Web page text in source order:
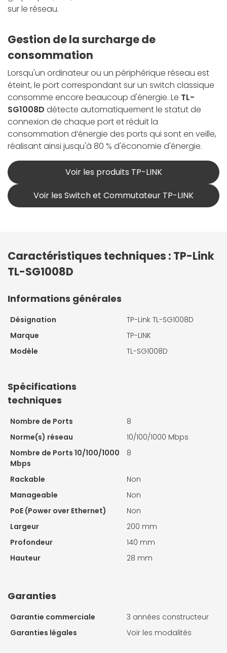
sur le réseau.
Gestion de la surcharge de
consommation
Lorsqu'un ordinateur ou un périphérique réseau est
éteint, le port correspondant sur un switch classique
consomme encore beaucoup d'énergie. Le TL-
SG1008D détecte automatiquement le statut de
connexion de chaque port et réduit la
consommation d’énergie des ports qui sont en veille,
réalisant ainsi jusqu'à 80 % d'économie d'énergie.
Voir les produits TP-LINK
Voir les Switch et Commutateur TP-LINK
Caractéristiques techniques : TP-Link
TL-SG1008D
Informations générales
Désignation
TP-Link TL-SG1008D
Marque
TP-LINK
Modèle
TL-SG1008D
Spécifications
techniques
Nombre de Ports
8
Norme(s) réseau
10/100/1000 Mbps
Nombre de Ports 10/100/1000
Mbps
8
Rackable
Non
Manageable
Non
PoE (Power over Ethernet)
Non
Largeur
200 mm
Profondeur
140 mm
Hauteur
28 mm
Garanties
Garantie commerciale
3 années constructeur
Garanties légales
Voir les modalités